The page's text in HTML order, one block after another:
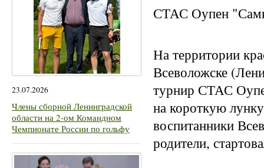
23.07.2026
Члены сборной Ленинградской
области на 2-ом Командном
Чемпионате России по гольфу
СТАС Оупен
На территории
Всеволожске
турнир СТАС
на короткую
воспитанники
родители,